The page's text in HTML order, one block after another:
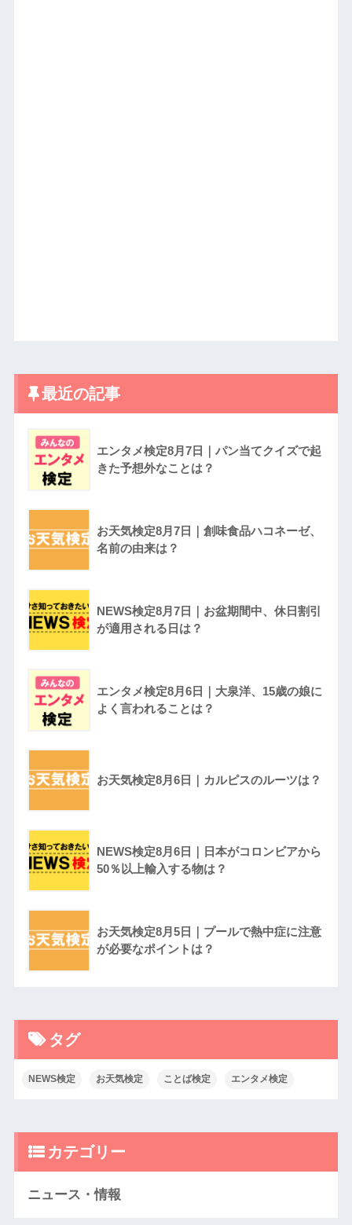
最近の記事
エンタメ検定8月7日｜パン当てクイズで起
きた予想外なことは？
お天気検定8月7日｜創味食品ハコネーゼ、
名前の由来は？
NEWS検定8月7日｜お盆期間中、休日割引
が適用される日は？
エンタメ検定8月6日｜大泉洋、15歳の娘に
よく言われることは？
お天気検定8月6日｜カルピスのルーツは？
NEWS検定8月6日｜日本がコロンビアから
50％以上輸入する物は？
お天気検定8月5日｜プールで熱中症に注意
が必要なポイントは？
タグ
NEWS検定 お天気検定 ことば検定 エンタメ検定
カテゴリー
ニュース・情報